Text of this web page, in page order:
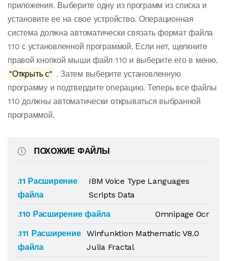
приложения. Выберите одну из программ из списка и
установите ее на свое устройство. Операционная
система должна автоматически связать формат файла
110 с установленной программой. Если нет, щелкните
правой кнопкой мыши файл 110 и выберите его в меню.
"Открыть с" . Затем выберите установленную
программу и подтвердите операцию. Теперь все файлы
110 должны автоматически открываться выбранной
программой.
ПОХОЖИЕ ФАЙЛЫ
.11 Расширение
файла
IBM Voice Type Languages
Scripts Data
.110 Расширение файла
Omnipage Ocr
.111 Расширение
файла
Winfunktion Mathematic V8.0
Julia Fractal